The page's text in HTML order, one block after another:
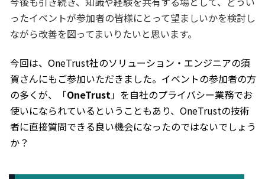
ったイベントが参加者の皆様にとって望ましいかを検討し
ながら改善を図ってまいりたいと思います。
今回は、OneTrust社のソリューション・エンジニアの須
賀さんにもご参加いただきました。イベントの参加者の方
の多くが、「OneTrust」を自社のプライバシー業務でお
使いになられているということもあり、OneTrustの技術
者に直接質問できる良い機会になったのではないでしょう
か？